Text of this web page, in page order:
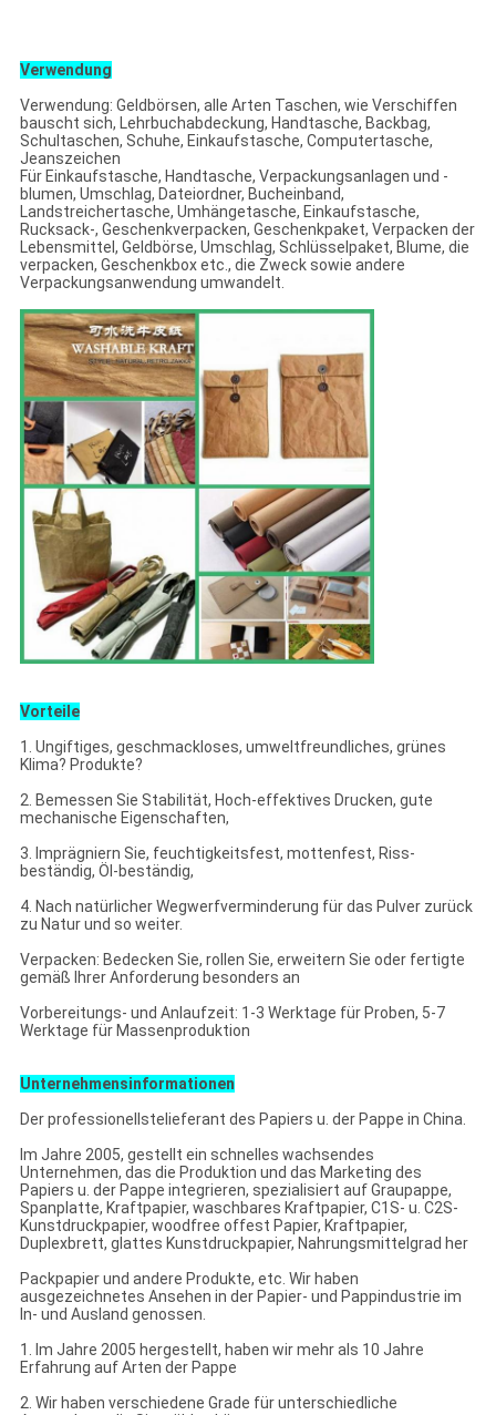
Verwendung
Verwendung: Geldbörsen, alle Arten Taschen, wie Verschiffen
bauscht sich, Lehrbuchabdeckung, Handtasche, Backbag,
Schultaschen, Schuhe, Einkaufstasche, Computertasche,
Jeanszeichen
Für Einkaufstasche, Handtasche, Verpackungsanlagen und -
blumen, Umschlag, Dateiordner, Bucheinband,
Landstreichertasche, Umhängetasche, Einkaufstasche,
Rucksack-, Geschenkverpacken, Geschenkpaket, Verpacken der
Lebensmittel, Geldbörse, Umschlag, Schlüsselpaket, Blume, die
verpacken, Geschenkbox etc., die Zweck sowie andere
Verpackungsanwendung umwandelt.
Vorteile
1. Ungiftiges, geschmackloses, umweltfreundliches, grünes
Klima? Produkte?
2. Bemessen Sie Stabilität, Hoch-effektives Drucken, gute
mechanische Eigenschaften,
3. Imprägniern Sie, feuchtigkeitsfest, mottenfest, Riss-
beständig, Öl-beständig,
4. Nach natürlicher Wegwerfverminderung für das Pulver zurück
zu Natur und so weiter.
Verpacken: Bedecken Sie, rollen Sie, erweitern Sie oder fertigte
gemäß Ihrer Anforderung besonders an
Vorbereitungs- und Anlaufzeit: 1-3 Werktage für Proben, 5-7
Werktage für Massenproduktion
Unternehmensinformationen
Der professionellstelieferant des Papiers u. der Pappe in China.
Im Jahre 2005, gestellt ein schnelles wachsendes
Unternehmen, das die Produktion und das Marketing des
Papiers u. der Pappe integrieren, spezialisiert auf Graupappe,
Spanplatte, Kraftpapier, waschbares Kraftpapier, C1S- u. C2S-
Kunstdruckpapier, woodfree offest Papier, Kraftpapier,
Duplexbrett, glattes Kunstdruckpapier, Nahrungsmittelgrad her
Packpapier und andere Produkte, etc. Wir haben
ausgezeichnetes Ansehen in der Papier- und Pappindustrie im
In- und Ausland genossen.
1. Im Jahre 2005 hergestellt, haben wir mehr als 10 Jahre
Erfahrung auf Arten der Pappe
2. Wir haben verschiedene Grade für unterschiedliche